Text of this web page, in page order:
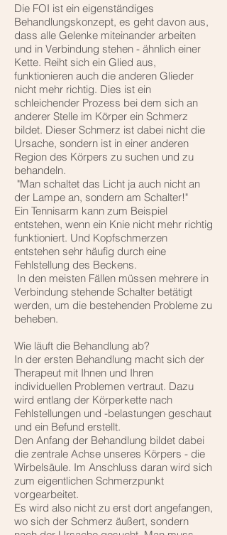
Die FOI ist ein eigenständiges
Behandlungskonzept, es geht davon aus,
dass alle Gelenke miteinander arbeiten
und in Verbindung stehen - ähnlich einer
Kette. Reiht sich ein Glied aus,
funktionieren auch die anderen Glieder
nicht mehr richtig. Dies ist ein
schleichender Prozess bei dem sich an
anderer Stelle im Körper ein Schmerz
bildet. Dieser Schmerz ist dabei nicht die
Ursache, sondern ist in einer anderen
Region des Körpers zu suchen und zu
behandeln.
"Man schaltet das Licht ja auch nicht an
der Lampe an, sondern am Schalter!"
Ein Tennisarm kann zum Beispiel
entstehen, wenn ein Knie nicht mehr richtig
funktioniert. Und Kopfschmerzen
entstehen sehr häufig durch eine
Fehlstellung des Beckens.
In den meisten Fällen müssen mehrere in
Verbindung stehende Schalter betätigt
werden, um die bestehenden Probleme zu
beheben.
Wie läuft die Behandlung ab?
In der ersten Behandlung macht sich der
Therapeut mit Ihnen und Ihren
individuellen Problemen vertraut. Dazu
wird entlang der Körperkette nach
Fehlstellungen und -belastungen geschaut
und ein Befund erstellt.
Den Anfang der Behandlung bildet dabei
die zentrale Achse unseres Körpers - die
Wirbelsäule. Im Anschluss daran wird sich
zum eigentlichen Schmerzpunkt
vorgearbeitet.
Es wird also nicht zu erst dort angefangen,
wo sich der Schmerz äußert, sondern